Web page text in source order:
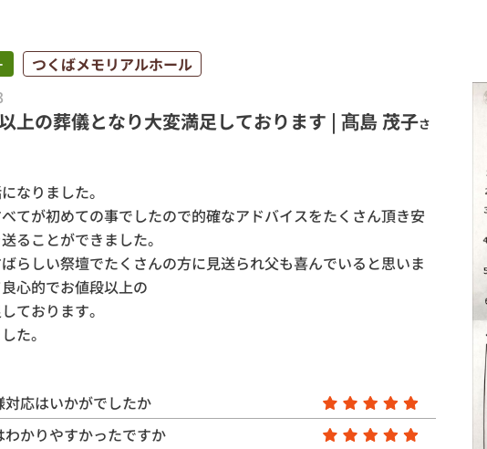
オプション
土浦市営斎場
柏市
つくばメモリアルホール
上の葬儀となり大変満足しております | 髙島 茂子さ
なりました。
てが初めての事でしたので的確なアドバイスをたくさん頂き安
ることができました。
らしい祭壇でたくさんの方に見送られ父も喜んでいると思いま
心的でお値段以上の
ております。
た。
応はいかがでしたか
かりやすかったですか